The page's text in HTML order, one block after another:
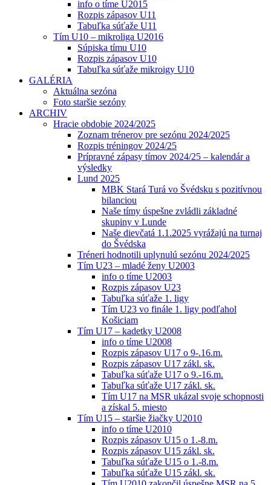
info o tíme U2015
Rozpis zápasov U11
Tabuľka súťaže U11
Tím U10 – mikroliga U2016
Súpiska tímu U10
Rozpis zápasov U10
Tabuľka súťaže mikroigy U10
GALÉRIA
Aktuálna sezóna
Foto staršie sezóny
ARCHIV
Hracie obdobie 2024/2025
Zoznam trénerov pre sezónu 2024/2025
Rozpis tréningov 2024/25
Prípravné zápasy tímov 2024/25 – kalendár a
výsledky
Lund 2025
MBK Stará Turá vo Švédsku s pozitívnou
bilanciou
Naše tímy úspešne zvládli základné
skupiny v Lunde
Naše dievčatá 1.1.2025 vyrážajú na turnaj
do Švédska
Tréneri hodnotili uplynulú sezónu 2024/2025
Tím U23 – mladé ženy U2003
info o tíme U2003
Rozpis zápasov U23
Tabuľka súťaže 1. ligy
Tím U23 vo finále 1. ligy podľahol
Košiciam
Tím U17 – kadetky U2008
info o tíme U2008
Rozpis zápasov U17 o 9-.16.m.
Rozpis zápasov U17 zákl. sk.
Tabuľka súťaže U17 o 9.-16.m.
Tabuľka súťaže U17 zákl. sk.
Tím U17 na MSR ukázal svoje schopnosti
a získal 5. miesto
Tím U15 – staršie žiačky U2010
info o tíme U2010
Rozpis zápasov U15 o 1.-8.m.
Rozpis zápasov U15 zákl. sk.
Tabuľka súťaže U15 o 1.-8.m.
Tabuľka súťaže U15 zákl. sk.